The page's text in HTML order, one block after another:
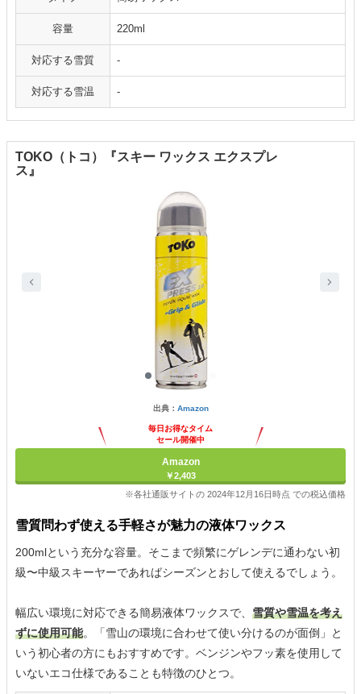
容量 220ml
対応する雪質 -
対応する雪温 -
TOKO（トコ）『スキー ワックス エクスプレ
ス』
出典： Amazon
毎日お得なタイム
セール開催中
Amazon
￥2,403
※各社通販サイトの 2024年12月16日時点 での税込価格
雪質問わず使える手軽さが魅力の液体ワックス
200mlという充分な容量。そこまで頻繁にゲレンデに通わない初
級〜中級スキーヤーであればシーズンとおして使えるでしょう。
幅広い環境に対応できる簡易液体ワックスで、 雪質や雪温を考え
ずに使用可能。「雪山の環境に合わせて使い分けるのが面倒」と
いう初心者の方にもおすすめです。ベンジンやフッ素を使用して
いないエコ仕様であることも特徴のひとつ。